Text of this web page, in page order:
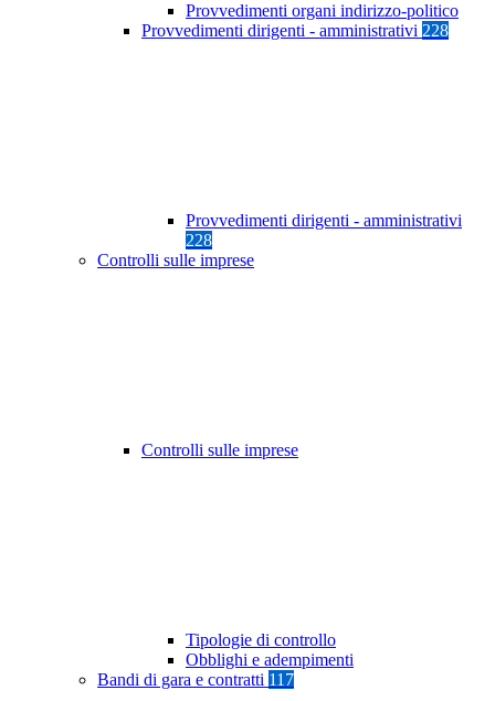
Provvedimenti organi indirizzo-politico
Provvedimenti dirigenti - amministrativi 228
Provvedimenti dirigenti - amministrativi
228
Controlli sulle imprese
Controlli sulle imprese
Tipologie di controllo
Obblighi e adempimenti
Bandi di gara e contratti 117